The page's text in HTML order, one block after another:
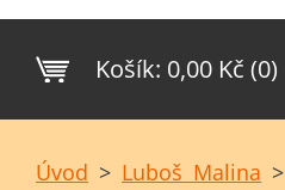
Košík: 0,00 Kč (0)
Úvod > Luboš Malina >